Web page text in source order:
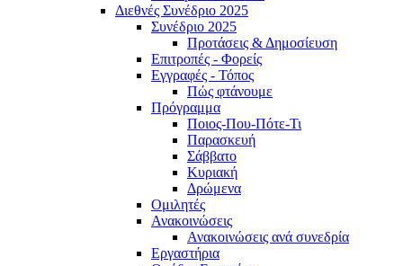
Διεθνές Συνέδριο 2025
Συνέδριο 2025
Προτάσεις & Δημοσίευση
Επιτροπές - Φορείς
Εγγραφές - Τόπος
Πώς φτάνουμε
Πρόγραμμα
Ποιος-Που-Πότε-Τι
Παρασκευή
Σάββατο
Κυριακή
Δρώμενα
Ομιλητές
Ανακοινώσεις
Ανακοινώσεις ανά συνεδρία
Εργαστήρια